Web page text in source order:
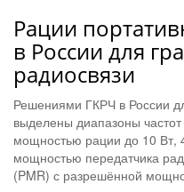
Рации
в России для
радиосвязи
Решениями ГКРЧ в России
выделены диапазоны
мощностью рации до 10 Вт,
мощностью передатчика
(PMR) с разрешённой